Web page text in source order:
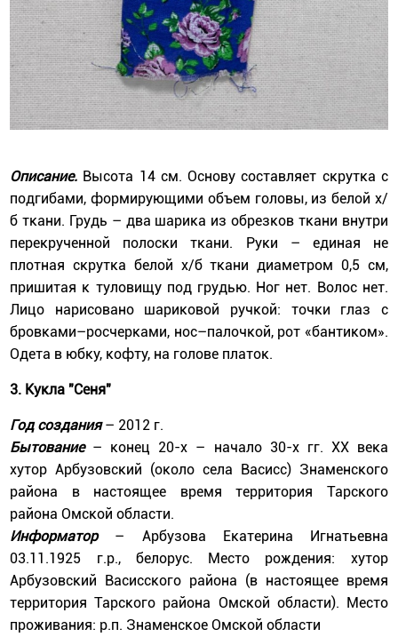
Описание. Высота 14 см. Основу составляет скрутка с
подгибами, формирующими объем головы, из белой х/
б ткани. Грудь – два шарика из обрезков ткани внутри
перекрученной полоски ткани. Руки – единая не
плотная скрутка белой х/б ткани диаметром 0,5 см,
пришитая к туловищу под грудью. Ног нет. Волос нет.
Лицо нарисовано шариковой ручкой: точки глаз с
бровками–росчерками, нос–палочкой, рот «бантиком».
Одета в юбку, кофту, на голове платок.
3. Кукла "Сеня"
Год создания– 2012 г.
Бытование– конец 20-х – начало 30-х гг. ХХ века
хутор Арбузовский (около села Васисс) Знаменского
района в настоящее время территория Тарского
района Омской области.
Информатор– Арбузова Екатерина Игнатьевна
03.11.1925 г.р., белорус. Место рождения: хутор
Арбузовский Васисского района (в настоящее время
территория Тарского района Омской области). Место
проживания: р.п. Знаменское Омской области